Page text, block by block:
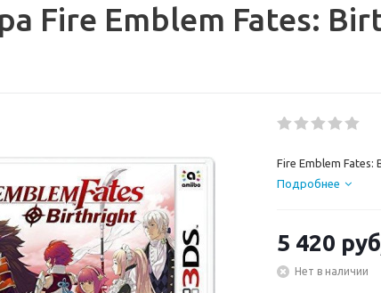
Fire Emblem Fates:
Fire Emblem Fates:
Подробнее
5 420
Нет в наличии